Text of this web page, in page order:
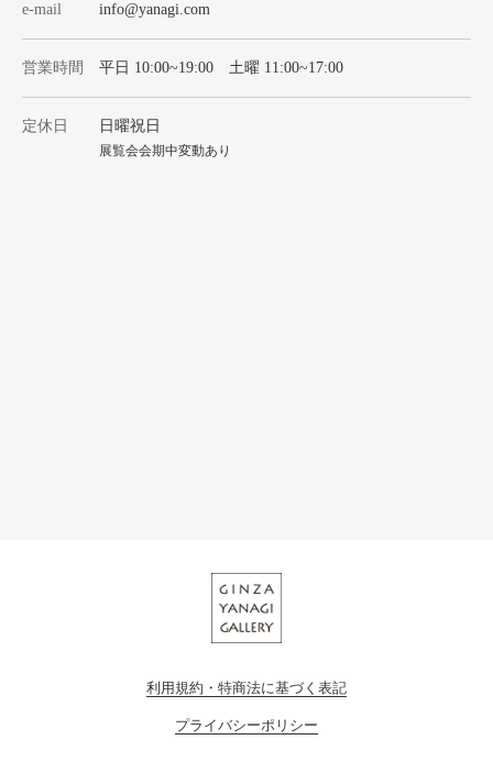
e-mail info@yanagi.com
営業時間 平日 10:00~19:00 土曜 11:00~17:00
定休日 日曜祝日
展覧会会期中変動あり
利用規約・特商法に基づく表記
プライバシーポリシー